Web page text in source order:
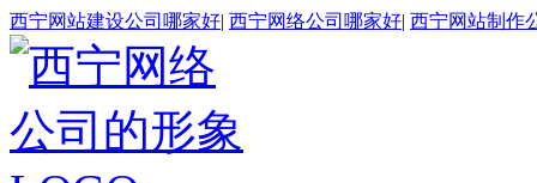
西宁网站建设公司哪家好| 西宁网络公司哪家好| 西宁网站制作